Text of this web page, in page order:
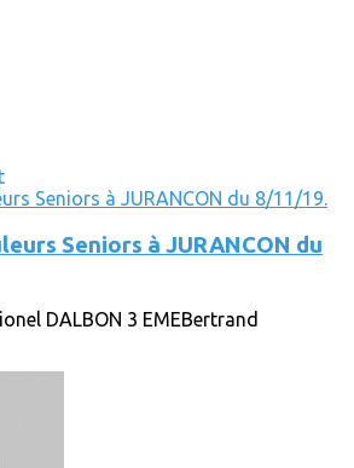
Seniors à JURANCON du
DALBON 3 EMEBertrand